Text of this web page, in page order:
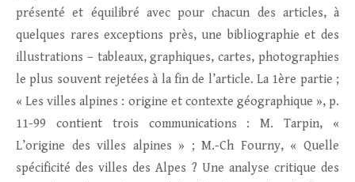
présenté et équilibré avec pour chacun des articles, à
quelques rares exceptions près, une bibliographie et des
illustrations – tableaux, graphiques, cartes, photographies
le plus souvent rejetées à la fin de l’article. La 1ère partie ;
« Les villes alpines : origine et contexte géographique », p.
11-99 contient trois communications : M. Tarpin, «
L’origine des villes alpines » ; M.-Ch Fourny, « Quelle
spécificité des villes des Alpes ? Une analyse critique des